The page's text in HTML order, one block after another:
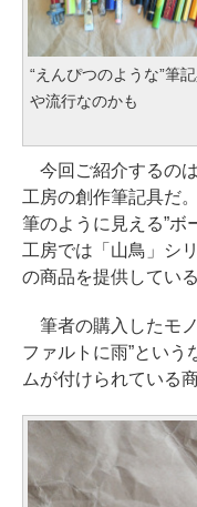
“えんぴつのような”筆
や流行なのかも
今回ご紹介するの
工房の創作筆記具だ
筆のように見える”ボ
工房では「山鳥」シ
の商品を提供している
筆者の購入したモ
ファルトに雨”という
ムが付けられている商